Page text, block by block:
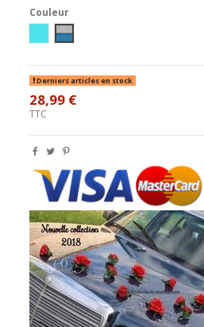
Couleur
Ivoire / Turquoise
Blanc/Turquoise
Derniers articles en stock
28,99 €
TTC